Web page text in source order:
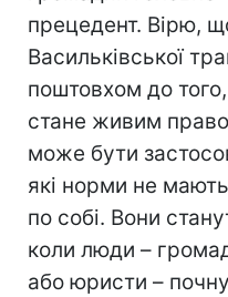
прецедент. Вірю,
Васильківської
поштовхом до
стане живим
може бути
які норми не
по собі. Вони
коли люди –
або юристи –